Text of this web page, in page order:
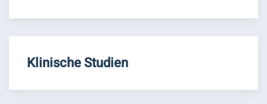
Klinische Studien